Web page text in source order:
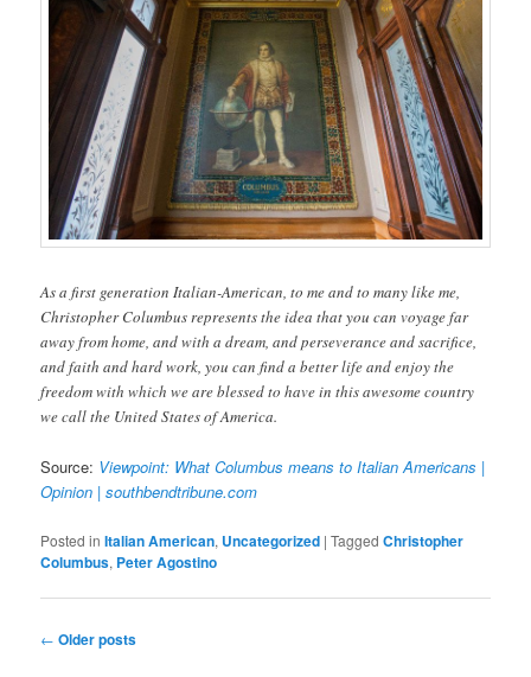
As a first generation Italian-American, to me and to many like me,
Christopher Columbus represents the idea that you can voyage far
away from home, and with a dream, and perseverance and sacrifice,
and faith and hard work, you can find a better life and enjoy the
freedom with which we are blessed to have in this awesome country
we call the United States of America.
Source: Viewpoint: What Columbus means to Italian Americans |
Opinion | southbendtribune.com
Posted in Italian American, Uncategorized |Tagged Christopher
Columbus, Peter Agostino
Post
← Older posts